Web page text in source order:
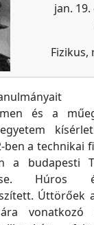
jan.
és a
ben a technikai
a budapesti
Húros
Úttörőek